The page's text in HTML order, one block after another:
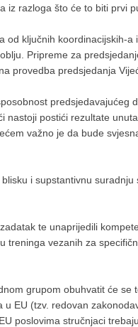
razloga što će to biti prvi
od ključnih koordinacijskih-
Pripreme za
provedba predsjedanja
nastoji postići rezultate
važno je da bude
i supstantivnu
te unaprijedili
treninga vezanih za
grupom obuhvatit će
EU (tzv. redovan
poslovima stručnjaci